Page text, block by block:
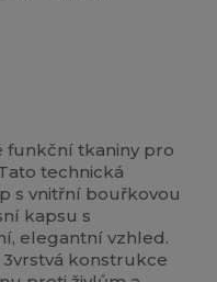
funkční tkaniny pro
technická
s vnitřní bouřkovou
kapsu s
elegantní vzhled.
konstrukce